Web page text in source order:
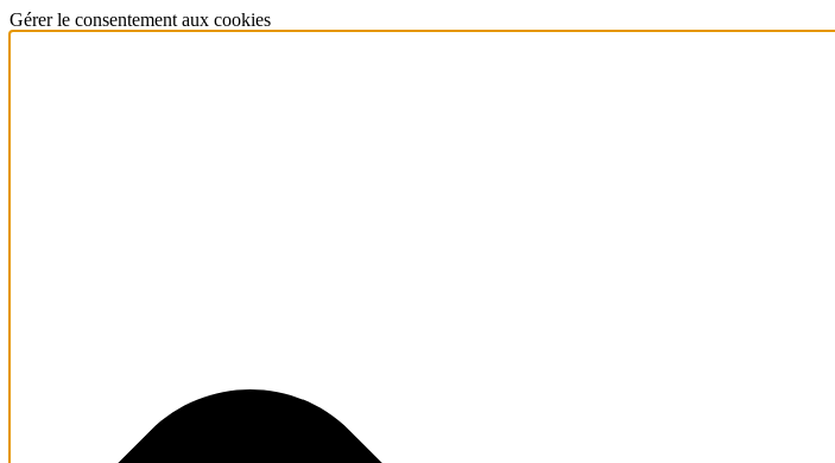
Gérer le consentement aux cookies